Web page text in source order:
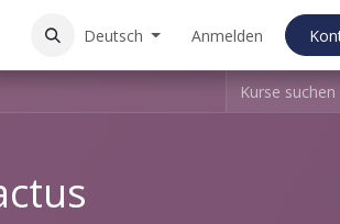
Deutsch Anmelden